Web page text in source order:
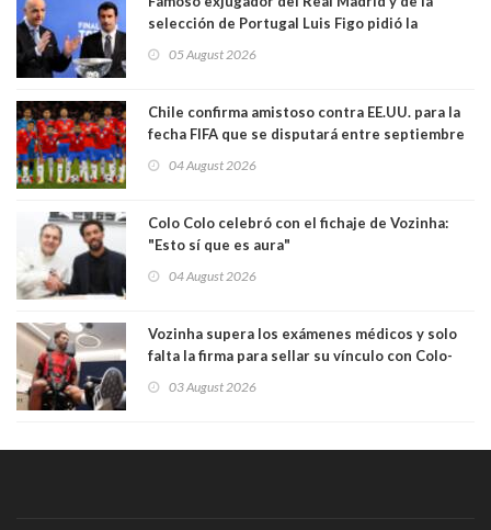
selección de Portugal Luis Figo pidió la
comportamiento más bajo y cobarde que he
05 August 2026
Chile confirma amistoso contra EE.UU. para la
fecha FIFA que se disputará entre septiembre
04 August 2026
Colo Colo celebró con el fichaje de Vozinha:
"Esto sí que es aura"
04 August 2026
Vozinha supera los exámenes médicos y solo
falta la firma para sellar su vínculo con Colo-
03 August 2026